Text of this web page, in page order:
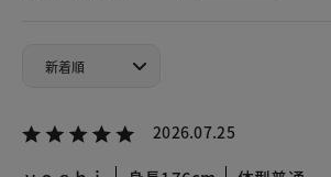
2026.07.25